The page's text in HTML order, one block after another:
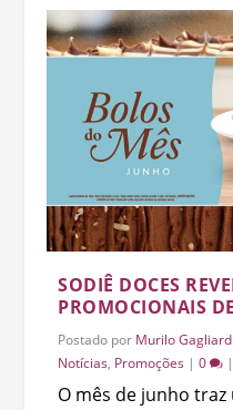
SODIÊ DOCES
PROMOCIONAIS
Postado por Murilo Gagliardi
Notícias, Promoções |0
O mês de junho